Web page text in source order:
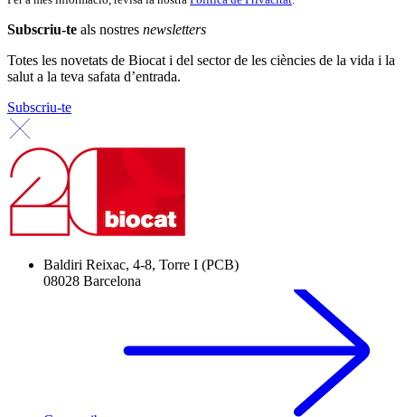
Subscriu-te als nostres newsletters
Totes les novetats de Biocat i del sector de les ciències de la vida i la
salut a la teva safata d’entrada.
Subscriu-te
Baldiri Reixac, 4-8, Torre I (PCB)
08028 Barcelona